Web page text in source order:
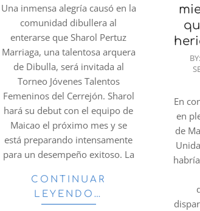
Una inmensa alegría causó en la
comunidad dibullera al
enterarse que Sharol Pertuz
Marriaga, una talentosa arquera
de Dibulla, será invitada al
Torneo Jóvenes Talentos
Femeninos del Cerrejón. Sharol
hará su debut con el equipo de
Maicao el próximo mes y se
está preparando intensamente
para un desempeño exitoso. La
CONTINUAR
LEYENDO…
2023-
BY:
En
en
de